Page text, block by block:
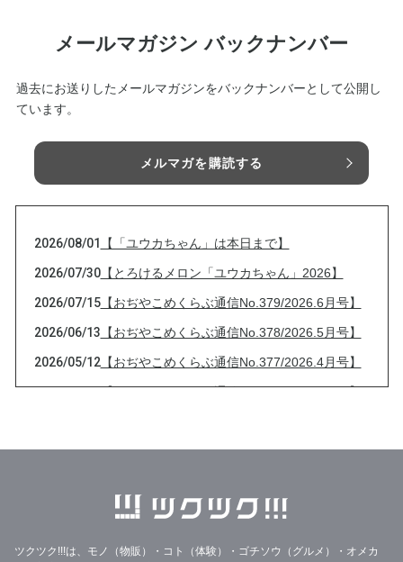
メールマガジン バックナンバー
過去にお送りしたメールマガジンをバックナンバーとして公開し
ています。
メルマガを購読する
2026/08/01 【「ユウカちゃん」は本日まで】
2026/07/30【とろけるメロン「ユウカちゃん」2026】
2026/07/15【おぢやこめくらぶ通信No.379/2026.6月号】
2026/06/13 【おぢやこめくらぶ通信No.378/2026.5月号】
2026/05/12【おぢやこめくらぶ通信No.377/2026.4月号】
2026/04/13【おぢやこめくらぶ通信No.376/2026.3月号】
2026/02/08大雪と【おぢやこめくらぶ通信No.374/2026.1
33%OFF美味しいりんごジュースのフードレス
キュー
2026/01/14【2026年特別セット】
ツクツク!!!は、モノ（物販）・コト（体験）・ゴチソウ（グルメ）・オメカ